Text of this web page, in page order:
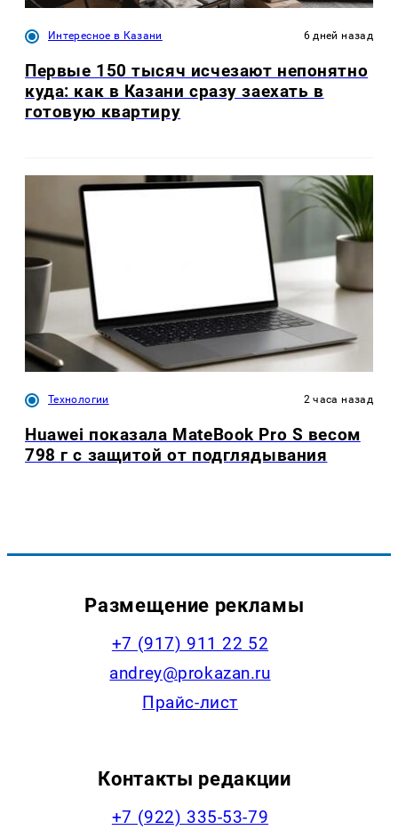
Интересное в Казани 6 дней назад
Первые 150 тысяч исчезают непонятно
куда: как в Казани сразу заехать в
готовую квартиру
Технологии 2 часа назад
Huawei показала MateBook Pro S весом
798 г с защитой от подглядывания
Размещение рекламы
+7 (917) 911 22 52
andrey@prokazan.ru
Прайс-лист
Контакты редакции
+7 (922) 335-53-79